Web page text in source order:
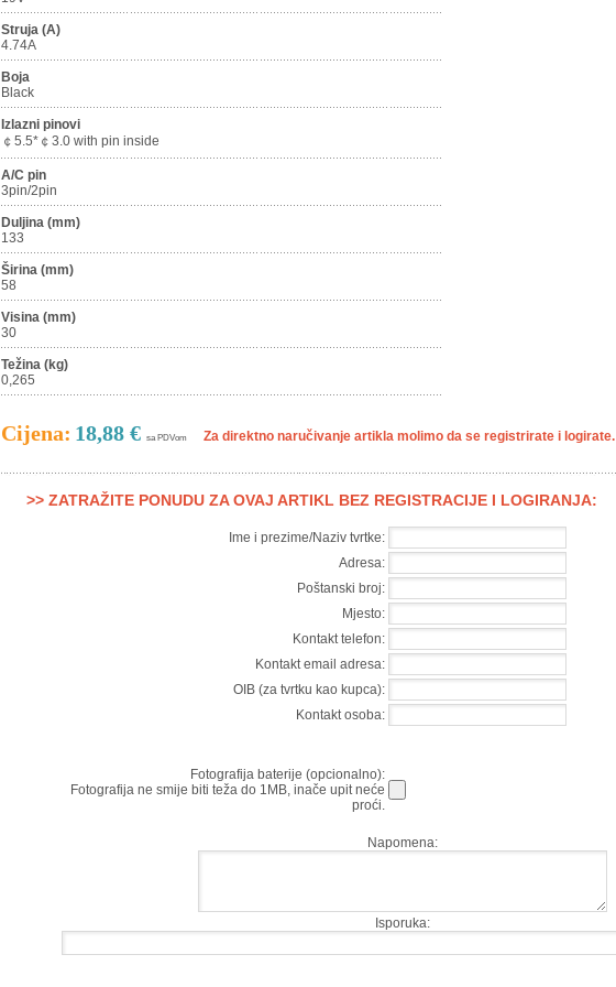
Struja (A)
4.74A
Boja
Black
Izlazni pinovi
￠5.5*￠3.0 with pin inside
A/C pin
3pin/2pin
Duljina (mm)
133
Širina (mm)
58
Visina (mm)
30
Težina (kg)
0,265
Cijena: 18,88 € sa PDVom Za direktno naručivanje artikla molimo da se registrirate i logirate.
>> ZATRAŽITE PONUDU ZA OVAJ ARTIKL BEZ REGISTRACIJE I LOGIRANJA:
Ime i prezime/Naziv tvrtke:
Adresa:
Poštanski broj:
Mjesto:
Kontakt telefon:
Kontakt email adresa:
OIB (za tvrtku kao kupca):
Kontakt osoba:
Fotografija baterije (opcionalno):
Fotografija ne smije biti teža do 1MB, inače upit neće
proći.
Napomena:
Isporuka: